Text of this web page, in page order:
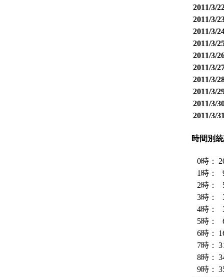
2011/3/
2011/3/
2011/3/
2011/3/
2011/3/
2011/3/
2011/3/
2011/3/
2011/3/
2011/3/
時間別
0時：
1時：
2時：
3時：
4時：
5時：
6時：
7時：
8時：
9時：